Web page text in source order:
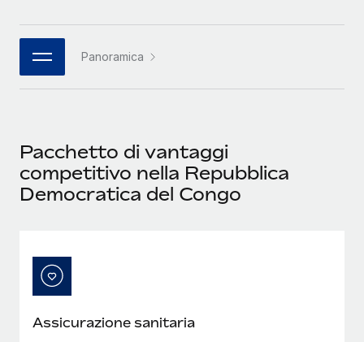
Panoramica
Pacchetto di vantaggi
competitivo nella Repubblica
Democratica del Congo
Assicurazione sanitaria